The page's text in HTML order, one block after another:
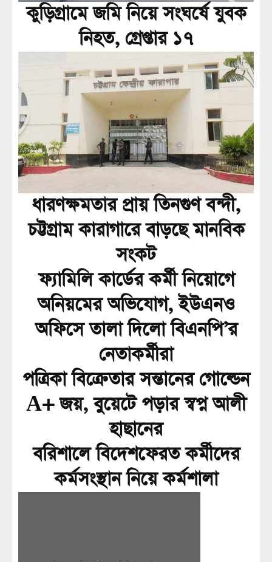
কুড়িগ্রামে জমি নিয়ে সংঘর্ষে যুবক
নিহত, গ্রেপ্তার ১৭
ধারণক্ষমতার প্রায় তিনগুণ বন্দী,
চট্টগ্রাম কারাগারে বাড়ছে মানবিক
সংকট
ফ্যামিলি কার্ডের কর্মী নিয়োগে
অনিয়মের অভিযোগ, ইউএনও
অফিসে তালা দিলো বিএনপি’র
নেতাকর্মীরা
পত্রিকা বিক্রেতার সন্তানের গোল্ডেন
A+ জয়, বুয়েটে পড়ার স্বপ্ন আলী
হাছানের
বরিশালে বিদেশফেরত কর্মীদের
কর্মসংস্থান নিয়ে কর্মশালা